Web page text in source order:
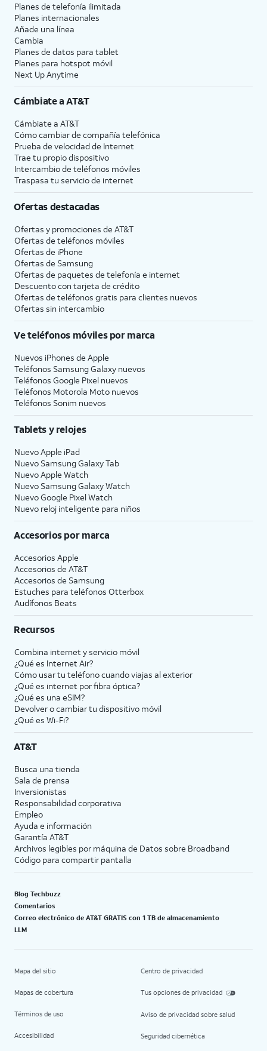
Planes de telefonía ilimitada
Planes internacionales
Añade una línea
Cambia
Planes de datos para tablet
Planes para hotspot móvil
Next Up Anytime
Cámbiate aAT&T
Cámbiate a AT&T
Cómo cambiar de compañía telefónica
Prueba de velocidad de Internet
Trae tu propio dispositivo
Intercambio de teléfonos móviles
Traspasa tu servicio de internet
Ofertas destacadas
Ofertas y promociones de AT&T
Ofertas de teléfonos móviles
Ofertas de iPhone
Ofertas de Samsung
Ofertas de paquetes de telefonía e internet
Descuento con tarjeta de crédito
Ofertas de teléfonos gratis para clientes nuevos
Ofertas sin intercambio
Ve teléfonos móviles por marca
Nuevos iPhones de Apple
Teléfonos Samsung Galaxy nuevos
Teléfonos Google Pixel nuevos
Teléfonos Motorola Moto nuevos
Teléfonos Sonim nuevos
Tablets y relojes
Nuevo Apple iPad
Nuevo Samsung Galaxy Tab
Nuevo Apple Watch
Nuevo Samsung Galaxy Watch
Nuevo Google Pixel Watch
Nuevo reloj inteligente para niños
Accesorios por marca
Accesorios Apple
Accesorios de AT&T
Accesorios de Samsung
Estuches para teléfonos Otterbox
Audífonos Beats
Recursos
Combina internet y servicio móvil
¿Qué es Internet Air?
Cómo usar tu teléfono cuando viajas al exterior
¿Qué es internet por fibra óptica?
¿Qué es una eSIM?
Devolver o cambiar tu dispositivo móvil
¿Qué es Wi-Fi?
AT&T
Busca una tienda
Sala de prensa
Inversionistas
Responsabilidad corporativa
Empleo
Ayuda e información
Garantía AT&T
Archivos legibles por máquina de Datos sobre Broadband
Código para compartir pantalla
Blog Techbuzz
Comentarios
Correo electrónico de AT&T GRATIS con 1 TB de almacenamiento
LLM
Mapa del sitio
Mapas de cobertura
Términos de uso
Accesibilidad
Centro de privacidad
Tus opciones de privacidad
Aviso de privacidad sobre salud
Seguridad cibernética